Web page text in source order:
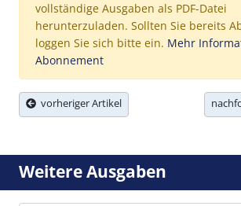
vollständige Ausgaben als PDF-Datei
herunterzuladen. Sollten Sie bereits
loggen Sie sich bitte ein. Mehr
Abonnement
vorheriger Artikel
Weitere Ausgaben